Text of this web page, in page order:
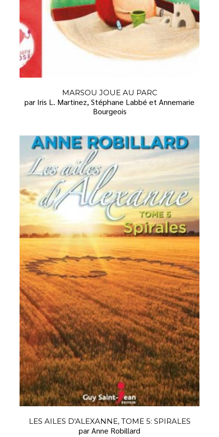
MARSOU JOUE AU PARC
par Iris L. Martinez, Stéphane Labbé et Annemarie
Bourgeois
LES AILES D'ALEXANNE, TOME 5: SPIRALES
par Anne Robillard